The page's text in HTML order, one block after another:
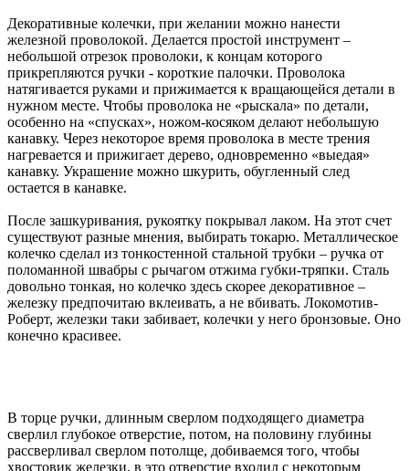
Декоративные колечки, при желании можно нанести
железной проволокой. Делается простой инструмент –
небольшой отрезок проволоки, к концам которого
прикрепляются ручки - короткие палочки. Проволока
натягивается руками и прижимается к вращающейся детали в
нужном месте. Чтобы проволока не «рыскала» по детали,
особенно на «спусках», ножом-косяком делают небольшую
канавку. Через некоторое время проволока в месте трения
нагревается и прижигает дерево, одновременно «выедая»
канавку. Украшение можно шкурить, обугленный след
остается в канавке.
После зашкуривания, рукоятку покрывал лаком. На этот счет
существуют разные мнения, выбирать токарю. Металлическое
колечко сделал из тонкостенной стальной трубки – ручка от
поломанной швабры с рычагом отжима губки-тряпки. Сталь
довольно тонкая, но колечко здесь скорее декоративное –
железку предпочитаю вклеивать, а не вбивать. Локомотив-
Роберт, железки таки забивает, колечки у него бронзовые. Оно
конечно красивее.
В торце ручки, длинным сверлом подходящего диаметра
сверлил глубокое отверстие, потом, на половину глубины
рассверливал сверлом потолще, добиваемся того, чтобы
хвостовик железки, в это отверстие входил с некоторым